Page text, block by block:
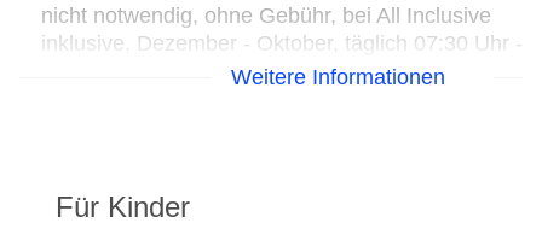
nicht notwendig, ohne Gebühr, bei All Inclusive
inklusive, Dezember - Oktober, täglich 07:30 Uhr -
10:30 Uhr, 12:30 Uhr - 15:00 Uhr und 19:30 Uhr -
All Inclusive inklusive, Januar - Dezember, täglich
Weitere Informationen
Für Kinder